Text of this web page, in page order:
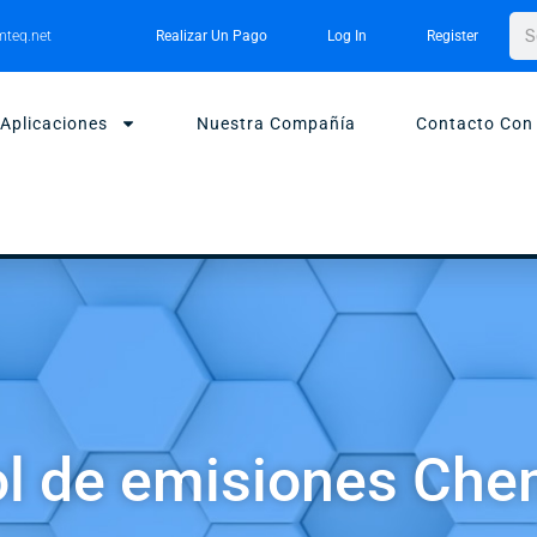
Realizar Un Pago Log In Register
Aplicaciones Nuestra Compañía Contacto Con
de emisiones